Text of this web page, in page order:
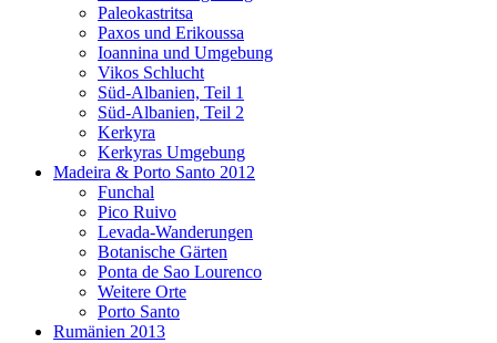
Paleokastritsa
Paxos und Erikoussa
Ioannina und Umgebung
Vikos Schlucht
Süd-Albanien, Teil 1
Süd-Albanien, Teil 2
Kerkyra
Kerkyras Umgebung
Madeira & Porto Santo 2012
Funchal
Pico Ruivo
Levada-Wanderungen
Botanische Gärten
Ponta de Sao Lourenco
Weitere Orte
Porto Santo
Rumänien 2013